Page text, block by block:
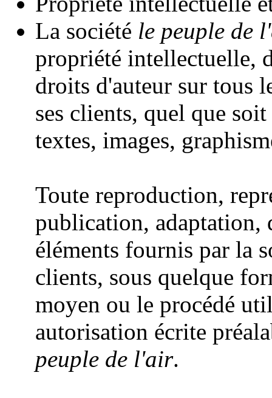
La société le peuple de
propriété intellectuelle,
droits d'auteur sur tous
ses clients, quel que
textes, images,
Toute reproduction,
publication, adaptation,
éléments fournis par la
clients, sous quelque
moyen ou le procédé
autorisation écrite
peuple de l'air.